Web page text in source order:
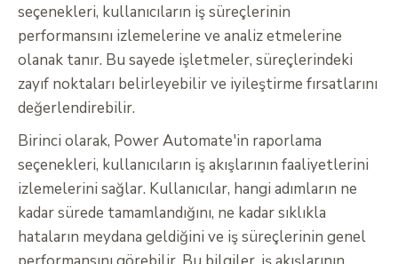
seçenekleri, kullanıcıların iş süreçlerinin
performansını izlemelerine ve analiz etmelerine
olanak tanır. Bu sayede işletmeler, süreçlerindeki
zayıf noktaları belirleyebilir ve iyileştirme fırsatlarını
değerlendirebilir.
Birinci olarak, Power Automate'in raporlama
seçenekleri, kullanıcıların iş akışlarının faaliyetlerini
izlemelerini sağlar. Kullanıcılar, hangi adımların ne
kadar sürede tamamlandığını, ne kadar sıklıkla
hataların meydana geldiğini ve iş süreçlerinin genel